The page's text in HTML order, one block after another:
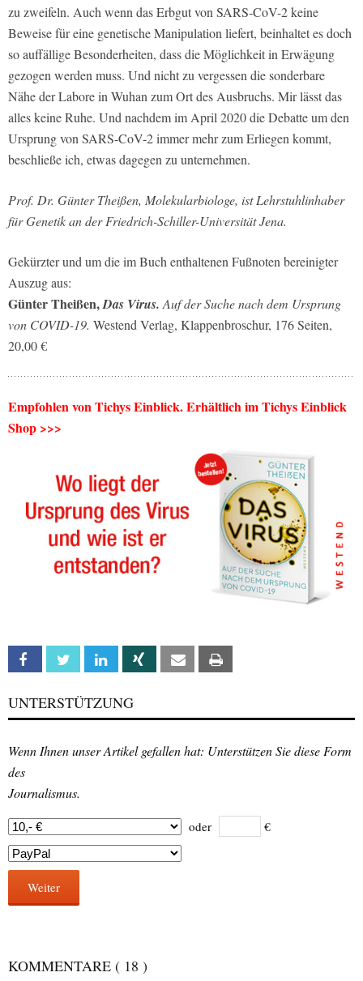
zu zweifeln. Auch wenn das Erbgut von SARS-CoV-2 keine
Beweise für eine genetische Manipulation liefert, beinhaltet es doch
so auffällige Besonderheiten, dass die Möglichkeit in Erwägung
gezogen werden muss. Und nicht zu vergessen die sonderbare
Nähe der Labore in Wuhan zum Ort des Ausbruchs. Mir lässt das
alles keine Ruhe. Und nachdem im April 2020 die Debatte um den
Ursprung von SARS-CoV-2 immer mehr zum Erliegen kommt,
beschließe ich, etwas dagegen zu unternehmen.
Prof. Dr. Günter Theißen, Molekularbiologe, ist Lehrstuhlinhaber
für Genetik an der Friedrich-Schiller-Universität Jena.
Gekürzter und um die im Buch enthaltenen Fußnoten bereinigter
Auszug aus:
Günter Theißen,Das Virus. Auf der Suche nach dem Ursprung
von COVID-19. Westend Verlag, Klappenbroschur, 176 Seiten,
20,00 €
Empfohlen von Tichys Einblick. Erhältlich im Tichys Einblick
Shop >>>
Facebook Twitter Linkedin Xing Email
UNTERSTÜTZUNG
Wenn Ihnen unser Artikel gefallen hat: Unterstützen Sie diese Form
des
Journalismus.
oder €
Weiter
KOMMENTARE ( 18 )